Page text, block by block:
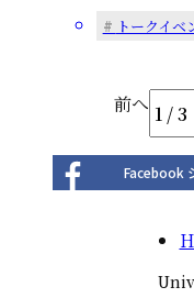
トークイベ
前へ
Facebook